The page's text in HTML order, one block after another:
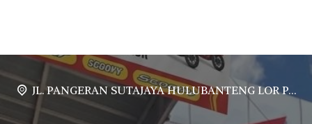
JL. PANGERAN SUTAJAYA HULUBANTENG LOR PABUARAN CIREBON TIMUR, Ds. Babakan gebang cirebon Gebang udik cirebon Ciledug cirebon Karang wareng cirebon